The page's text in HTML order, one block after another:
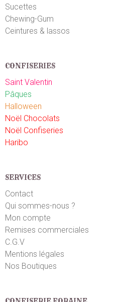
Sucettes
Chewing-Gum
Ceintures & lassos
CONFISERIES
Saint Valentin
Pâques
Halloween
Noël Chocolats
Noël Confiseries
Haribo
SERVICES
Contact
Qui sommes-nous ?
Mon compte
Remises commerciales
C.G.V
Mentions légales
Nos Boutiques